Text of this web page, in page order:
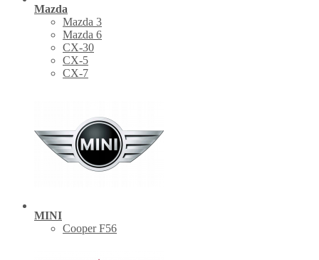
Mazda
Mazda 3
Mazda 6
CX-30
СХ-5
CX-7
MINI
Cooper F56